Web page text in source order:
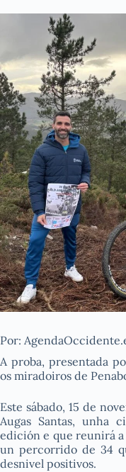
Por:
A proba, presentada
os miradoiros de
Este sábado, 15 de
Augas Santas, unha
edición e que reunirá
un percorrido de 34
desnivel positivos.